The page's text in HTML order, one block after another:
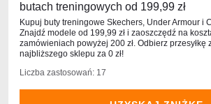
butach treningowych od 199,99 zł
Kupuj buty treningowe Skechers, Under Armour i
Znajdź modele od 199,99 zł i zaoszczędź na
zamówieniach powyżej 200 zł. Odbierz przesyłkę
najbliższego sklepu za 0 zł!
Liczba zastosowań: 17